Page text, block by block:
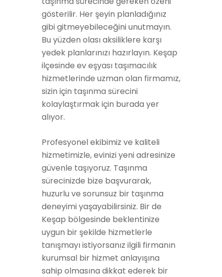
gösterilir. Her şeyin planladığınız
gibi gitmeyebileceğini unutmayın.
Bu yüzden olası aksiliklere karşı
yedek planlarınızı hazırlayın. Keşap
ilçesinde ev eşyası taşımacılık
hizmetlerinde uzman olan firmamız,
sizin için taşınma sürecini
kolaylaştırmak için burada yer
alıyor.
Profesyonel ekibimiz ve kaliteli
hizmetimizle, evinizi yeni adresinize
güvenle taşıyoruz. Taşınma
sürecinizde bize başvurarak,
huzurlu ve sorunsuz bir taşınma
deneyimi yaşayabilirsiniz. Bir de
Keşap bölgesinde beklentinize
uygun bir şekilde hizmetlerle
tanışmayı istiyorsanız ilgili firmanın
kurumsal bir hizmet anlayışına
sahip olmasına dikkat ederek bir